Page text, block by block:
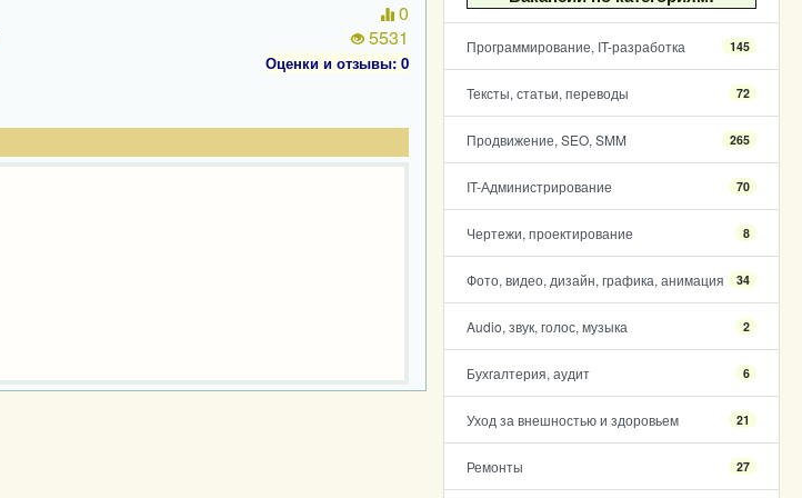
Программирование, IT-разработка 145
Тексты, статьи, переводы 72
Продвижение, SEO, SMM 265
IT-Администрирование 70
Чертежи, проектирование 8
Фото, видео, дизайн, графика, анимация 34
Audio, звук, голос, музыка 2
Бухгалтерия, аудит 6
Уход за внешностью и здоровьем 21
Ремонты 27
0
5531
Оценки и отзывы: 0